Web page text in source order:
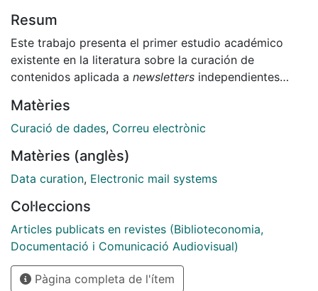
Resum
Este trabajo presenta el primer estudio académico
existente en la literatura sobre la curación de
contenidos aplicada a newsletters independientes
muestra de 12 boletines a partir de la consulta a
expertos de reconocido prestigio. Para desarrollar
por un lado, se aplica el protocolo de evaluación
Curation Analysis System y, por otro lado, entrevistas
boletines analizados. Este trabajo confirma que todas
lasnewslettersaplican de manera adecuada las
dimensiones de contenidos y de curación, y es la
newsletter argentina Copano la que mejor puntuación
obtiene. Respecto a los resultados de las entrevistas
Matèries
Curació de dades, Correu electrònic
Matèries (anglès)
Data curation, Electronic mail systems
Col·leccions
Articles publicats en revistes (Biblioteconomia,
Documentació i Comunicació Audiovisual)
Pàgina completa de l'ítem